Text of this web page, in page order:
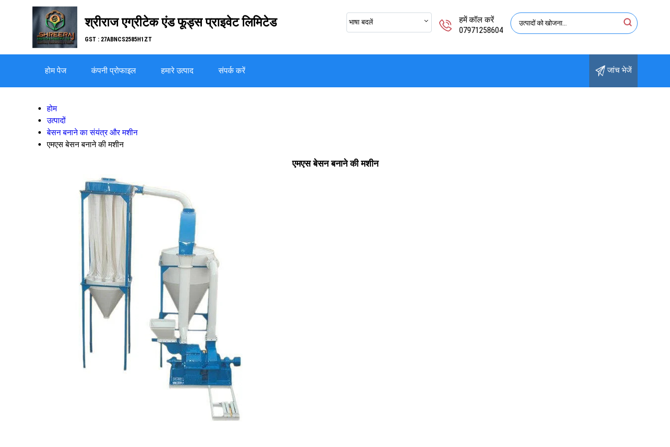
श्रीराज एग्रीटेक एंड फूड्स प्राइवेट लिमिटेड
GST : 27ABNCS2585H1ZT
हमें कॉल करें
07971258604
भाषा बदलें
होम पेज कंपनी प्रोफाइल हमारे उत्पाद संपर्क करें जांच भेजें
होम
उत्पादों
बेसन बनाने का संयंत्र और मशीन
एमएस बेसन बनाने की मशीन
एमएस बेसन बनाने की मशीन